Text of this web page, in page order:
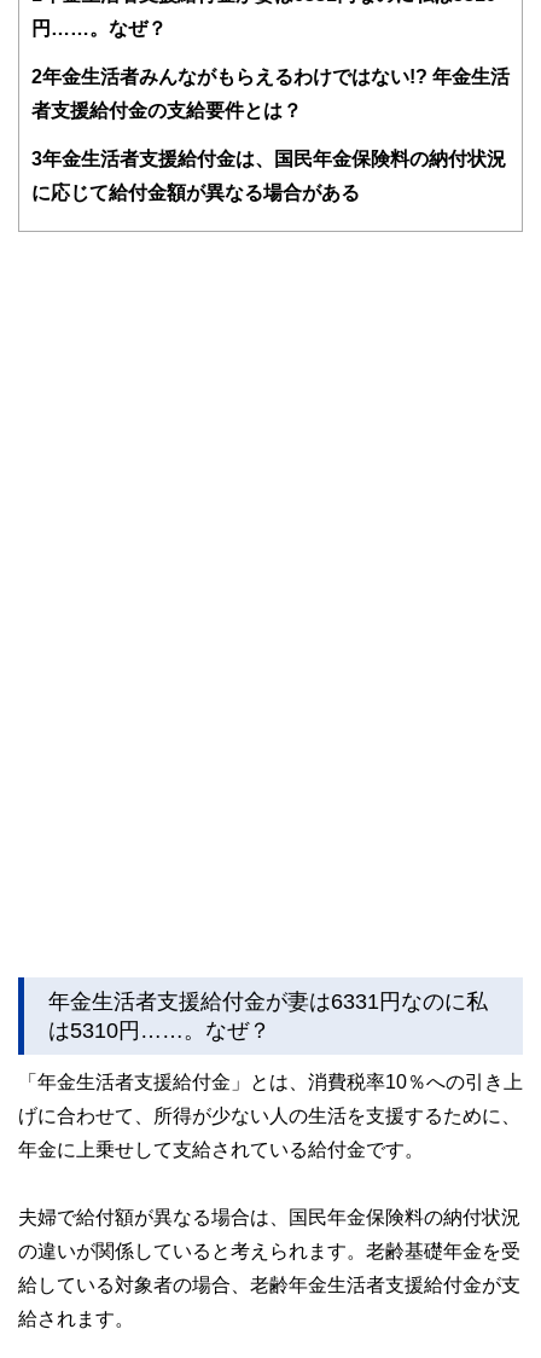
得者を中心に「お金や暮らし」に関する書籍・雑誌の編集経
関わることで、読者目線のコンテンツを追求しています。
FinancialFieldの特徴は、ファイナンシャルプランナー、弁
ドバイザー、DCプランナー、公認会計士、社会保険労務
士、行政書士、投資アナリスト、キャリアコンサルタントな
ど150名以上の有資格者を執筆者・監修者として迎え、むず
円……。なぜ？
2年金生活者みんながもらえるわけではない!? 年金生活
者支援給付金の支給要件とは？
3年金生活者支援給付金は、国民年金保険料の納付状況
に応じて給付金額が異なる場合がある
年金生活者支援給付金が妻は6331円なのに私
は5310円……。なぜ？
「年金生活者支援給付金」とは、消費税率10％への引き上
げに合わせて、所得が少ない人の生活を支援するために、
年金に上乗せして支給されている給付金です。
夫婦で給付額が異なる場合は、国民年金保険料の納付状況
の違いが関係していると考えられます。老齢基礎年金を受
給している対象者の場合、老齢年金生活者支援給付金が支
給されます。